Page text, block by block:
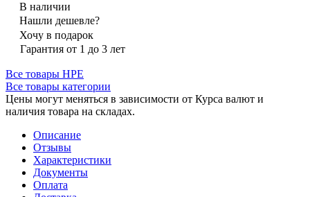
В наличии
Нашли дешевле?
Хочу в подарок
Гарантия от 1 до 3 лет
Все товары HPE
Все товары категории
Цены могут меняться в зависимости от Курса валют и
наличия товара на складах.
Описание
Отзывы
Характеристики
Документы
Оплата